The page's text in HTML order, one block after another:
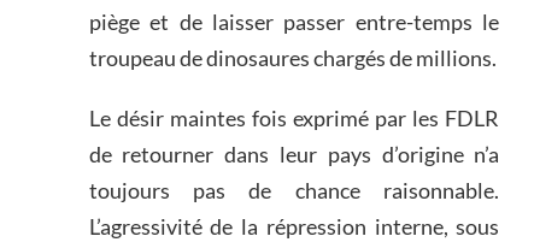
piège et de laisser passer entre-temps le
troupeau de dinosaures chargés de millions.
Le désir maintes fois exprimé par les FDLR
de retourner dans leur pays d’origine n’a
toujours pas de chance raisonnable.
L’agressivité de la répression interne, sous